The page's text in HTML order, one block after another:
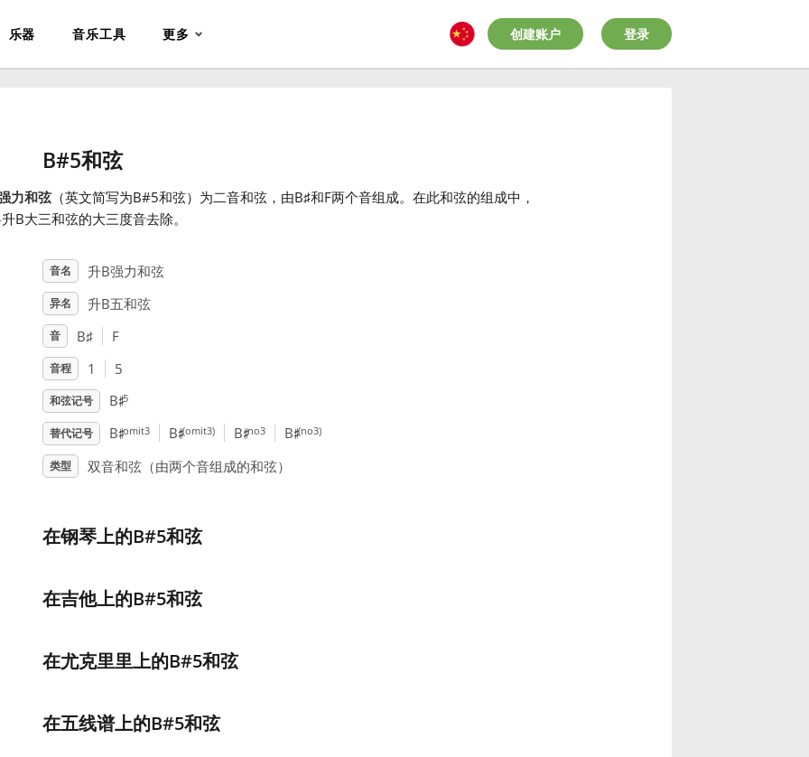
乐器 音乐工具 更多 创建账户 登录
B#5和弦
力和弦（英文简写为B#5和弦）为二音和弦，由B♯和F两个音组成。在此和弦的组成中，
B大三和弦的大三度音去除。
音名 升B强力和弦
异名 升B五和弦
音 B♯ F
音程 1 5
和弦记号 B♯5
替代记号 B♯omit3 B♯(omit3) B♯no3 B♯(no3)
类型 双音和弦（由两个音组成的和弦）
在钢琴上的B#5和弦
在吉他上的B#5和弦
在尤克里里上的B#5和弦
在五线谱上的B#5和弦